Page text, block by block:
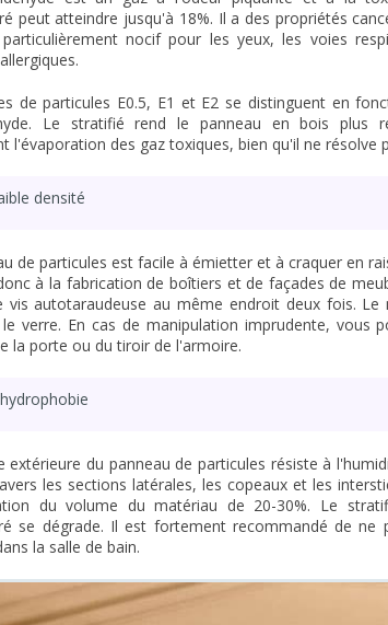
peut atteindre jusqu'à 18%. Il a des propriétés
nocif pour les yeux, les voies
de particules E0.5, E1 et E2 se distinguent en
Le stratifié rend le panneau en bois plus
l'évaporation des gaz toxiques, bien qu'il ne résolve
densité
de particules est facile à émietter et à craquer en
à la fabrication de boîtiers et de façades de
vis autotaraudeuse au même endroit deux fois.
verre. En cas de manipulation imprudente, vous
la porte ou du tiroir de l'armoire.
extérieure du panneau de particules résiste à
les sections latérales, les copeaux et les
du volume du matériau de 20-30%. Le
se dégrade. Il est fortement recommandé de
la salle de bain.